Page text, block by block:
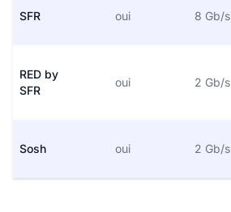
SFR oui 8 Gb/s
RED by
SFR
oui 2 Gb/s
Sosh oui 2 Gb/s